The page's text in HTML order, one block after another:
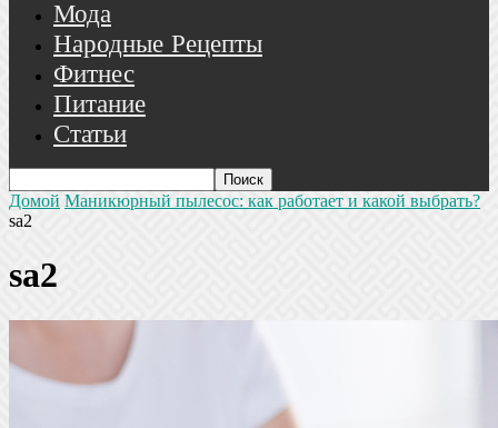
Мода
Народные Рецепты
Фитнес
Питание
Статьи
Домой Маникюрный пылесос: как работает и какой выбрать?
sa2
sa2